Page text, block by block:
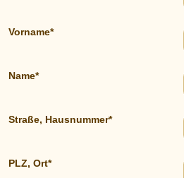
Vorname*
Name*
Straße, Hausnummer*
PLZ, Ort*